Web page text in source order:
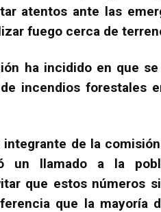
atentos ante las
fuego cerca de
ha incidido en que
incendios forestales
de la
un llamado a la
que estos números
que la mayoría